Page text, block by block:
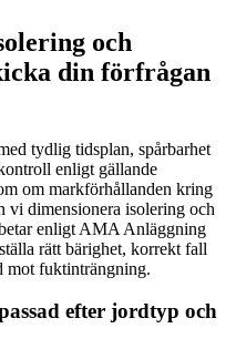
och
din förfrågan
tydlig tidsplan, spårbarhet
enligt gällande
om markförhållanden kring
vi dimensionera isolering och
enligt AMA Anläggning
rätt bärighet, korrekt fall
mot fuktinträngning.
efter jordtyp och